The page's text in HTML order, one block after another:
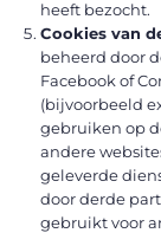
heeft bezocht.
Cookies van
beheerd door
Facebook of
(bijvoorbeeld
gebruiken op
andere
geleverde
door derde
gebruikt voor